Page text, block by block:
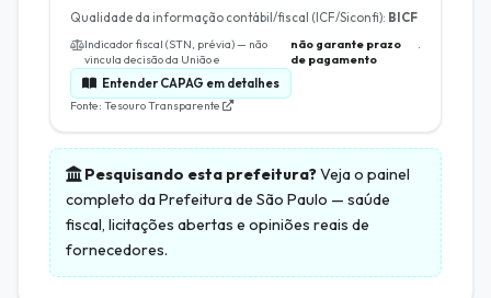
Qualidade da informação contábil/fiscal (ICF/Siconfi): BICF
Indicador fiscal (STN, prévia) — não
vincula decisão da União e
não garante prazo
de pagamento
.
Entender CAPAG em detalhes
Fonte: Tesouro Transparente
Pesquisando esta prefeitura?Veja o painel
completo daPrefeitura de São Paulo — saúde
fiscal, licitações abertas e opiniões reais de
fornecedores.